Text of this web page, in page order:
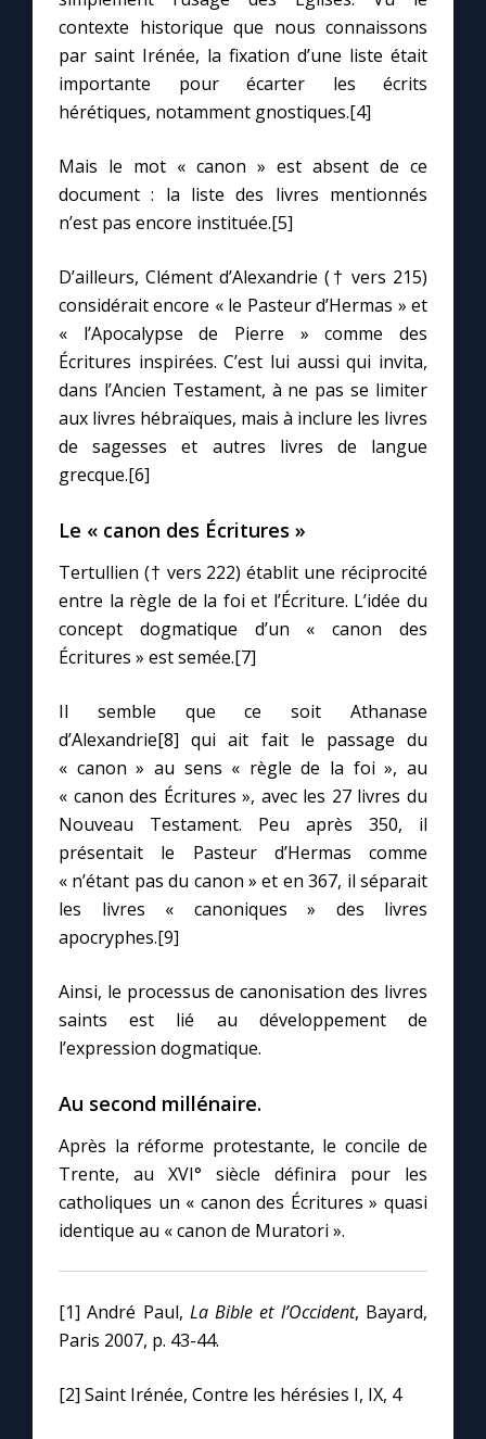
contexte historique que nous connaissons
par saint Irénée, la fixation d’une liste était
importante pour écarter les écrits
hérétiques, notamment gnostiques.[4]
Mais le mot « canon » est absent de ce
document : la liste des livres mentionnés
n’est pas encore instituée.[5]
D’ailleurs, Clément d’Alexandrie († vers 215)
considérait encore « le Pasteur d’Hermas » et
« l’Apocalypse de Pierre » comme des
Écritures inspirées. C’est lui aussi qui invita,
dans l’Ancien Testament, à ne pas se limiter
aux livres hébraïques, mais à inclure les livres
de sagesses et autres livres de langue
grecque.[6]
Le « canon des Écritures »
Tertullien († vers 222) établit une réciprocité
entre la règle de la foi et l’Écriture. L’idée du
concept dogmatique d’un « canon des
Écritures » est semée.[7]
Il semble que ce soit Athanase
d’Alexandrie[8] qui ait fait le passage du
« canon » au sens « règle de la foi », au
« canon des Écritures », avec les 27 livres du
Nouveau Testament. Peu après 350, il
présentait le Pasteur d’Hermas comme
« n’étant pas du canon » et en 367, il séparait
les livres « canoniques » des livres
apocryphes.[9]
Ainsi, le processus de canonisation des livres
saints est lié au développement de
l’expression dogmatique.
Au second millénaire.
Après la réforme protestante, le concile de
Trente, au XVI° siècle définira pour les
catholiques un « canon des Écritures » quasi
identique au « canon de Muratori ».
[1] André Paul, La Bible et l’Occident, Bayard,
Paris 2007, p. 43-44.
[2] Saint Irénée, Contre les hérésies I, IX, 4